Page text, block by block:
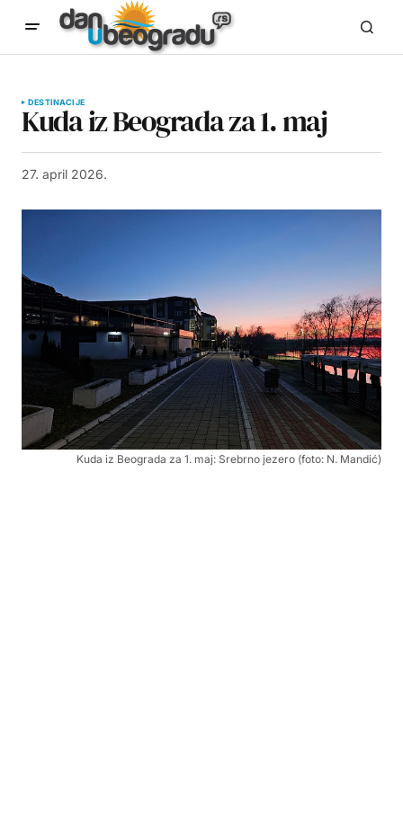
DESTINACIJE
Kuda iz Beograda za 1. maj
27. april 2026.
Kuda iz Beograda za 1. maj: Srebrno jezero (foto: N. Mandić)